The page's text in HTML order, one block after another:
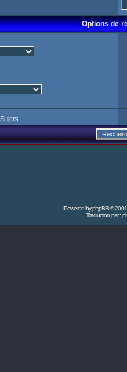
Options de
Sujets
Powered byphpBB©
Traduction par :